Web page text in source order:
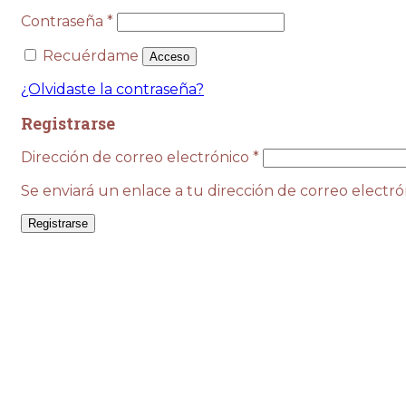
Contraseña *Obligatorio
Recuérdame Acceso
¿Olvidaste la contraseña?
Registrarse
Dirección de correo electrónico *Obligatorio
Se enviará un enlace a tu dirección de correo
Registrarse